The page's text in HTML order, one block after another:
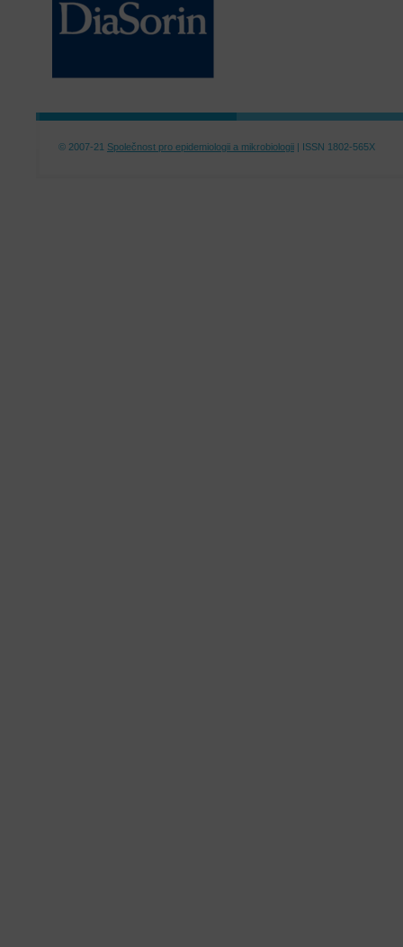
© 2007-21 Společnost pro epidemiologii a mikrobiologii | ISSN 1802-565X